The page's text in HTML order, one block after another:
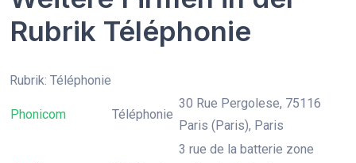
Rubrik Téléphonie
Rubrik: Téléphonie
Phonicom Téléphonie
30 Rue Pergolese, 75116
Paris (Paris), Paris
3 rue de la batterie zone